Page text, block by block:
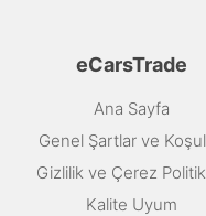
eCarsTrade
Ana Sayfa
Genel Şartlar ve
Gizlilik ve Çerez
Kalite Uyum